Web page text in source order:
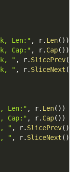
Len:" , r. Len( ) )
Cap:" , r. Cap( ) )
" , r. SlicePrev(
" , r. SliceNext (
Len:" , r. Len( ) )
Cap:" , r. Cap( ) )
" , r. SlicePrev( )
" , r. SliceNext ( )